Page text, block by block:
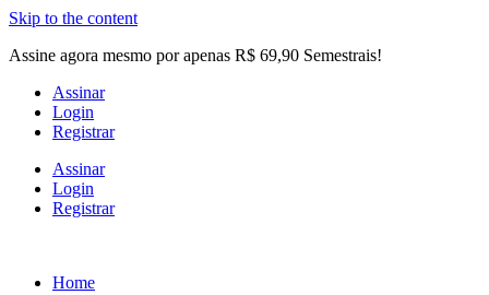
Skip to the content
Assine agora mesmo por apenas R$ 69,90 Semestrais!
Assinar
Login
Registrar
Assinar
Login
Registrar
Home